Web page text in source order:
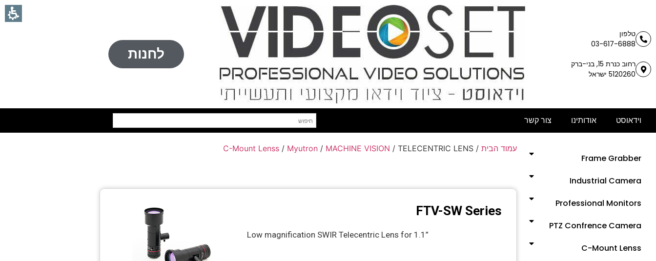
טלפון
03-617-6888
רחוב כנרת 15, בני-ברק
5120260 ישראל
לחנות
וידאוסט אודותינו צור קשר
Frame Grabber
Industrial Camera
Professional Monitors
PTZ Confrence Camera
C-Mount Lenss
עמוד הבית /
C-Mount Lenss / Myutron / MACHINE VISION / TELECENTRIC LENS
FTV-SW Series
Low magnification SWIR Telecentric Lens for 1.1”